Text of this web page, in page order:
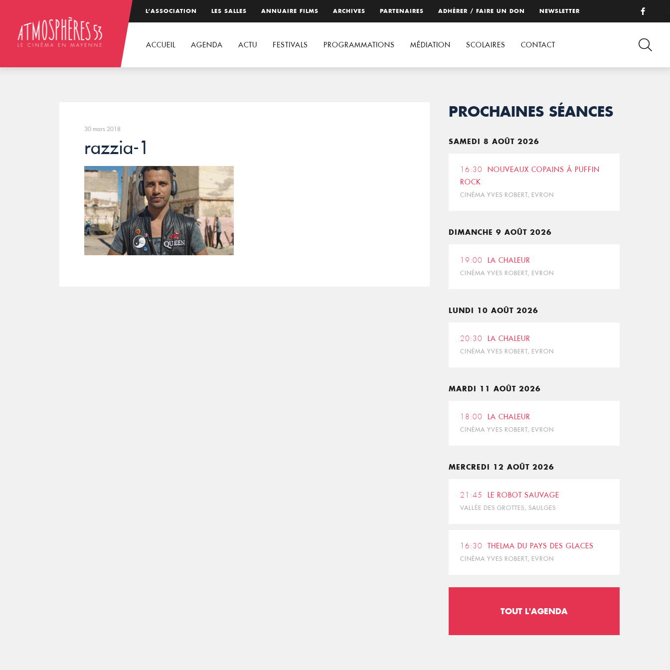
L’ASSOCIATION LES SALLES ANNUAIRE FILMS ARCHIVES PARTENAIRES ADHÉRER / FAIRE UN DON NEWSLETTER
ACCUEIL AGENDA ACTU FESTIVALS PROGRAMMATIONS MÉDIATION SCOLAIRES CONTACT
30 mars 2018
razzia-1
PROCHAINES SÉANCES
SAMEDI 8 AOÛT 2026
16:30
NOUVEAUX COPAINS À PUFFIN
ROCK
CINÉMA YVES ROBERT, EVRON
DIMANCHE 9 AOÛT 2026
19:00 LA CHALEUR
CINÉMA YVES ROBERT, EVRON
LUNDI 10 AOÛT 2026
20:30 LA CHALEUR
CINÉMA YVES ROBERT, EVRON
MARDI 11 AOÛT 2026
18:00 LA CHALEUR
CINÉMA YVES ROBERT, EVRON
MERCREDI 12 AOÛT 2026
21:45 LE ROBOT SAUVAGE
VALLÉE DES GROTTES, SAULGES
16:30 THELMA DU PAYS DES GLACES
CINÉMA YVES ROBERT, EVRON
TOUT L'AGENDA